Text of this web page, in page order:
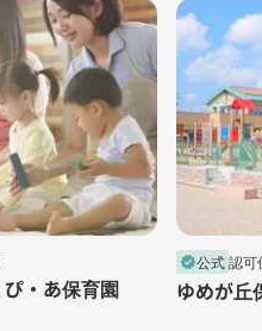
・あ保育園
verified公式認可
ゆめが丘